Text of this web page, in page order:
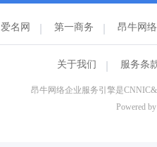
爱名网 第一商务 昂牛网络
关于我们 服务条
昂牛网络企业服务引擎是
Powered